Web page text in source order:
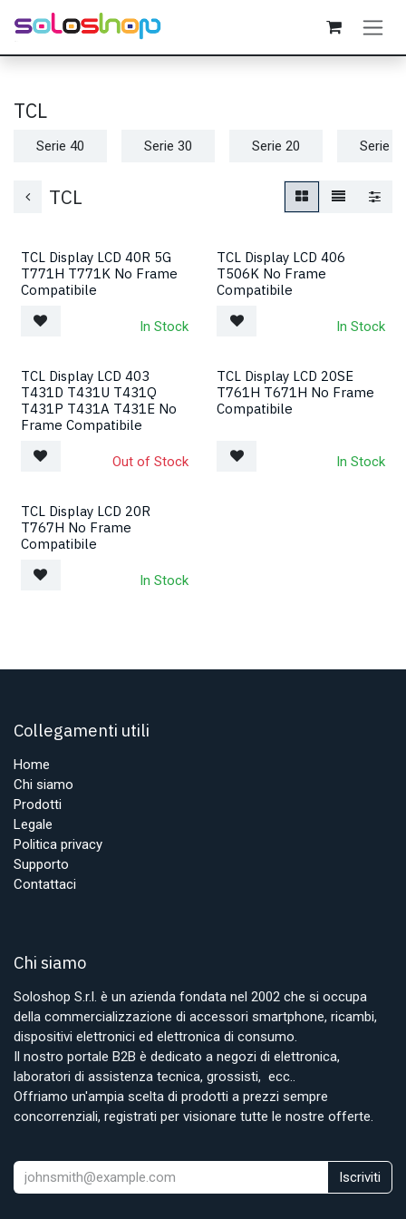
Passa al contenuto
TCL
Serie 40 Serie 30 Serie 20 Serie
TCL
TCL Display LCD 40R 5G
T771H T771K No Frame
Compatibile
In Stock
TCL Display LCD 406
T506K No Frame
Compatibile
In Stock
TCL Display LCD 403
T431D T431U T431Q
T431P T431A T431E No
Frame Compatibile
Out of Stock
TCL Display LCD 20SE
T761H T671H No Frame
Compatibile
In Stock
TCL Display LCD 20R
T767H No Frame
Compatibile
In Stock
Collegamenti utili
Home
Chi siamo
Prodotti
Legale
Politica privacy
Supporto
Contattaci
Chi siamo
Soloshop S.r.l. è un azienda fondata nel 2002 che si occupa
della commercializzazione di accessori smartphone, ricambi,
dispositivi elettronici ed elettronica di consumo.
Il nostro portale B2B è dedicato a negozi di elettronica,
laboratori di assistenza tecnica, grossisti, ecc..
Offriamo un'ampia scelta di prodotti a prezzi sempre
concorrenziali, registrati per visionare tutte le nostre offerte.
Iscriviti